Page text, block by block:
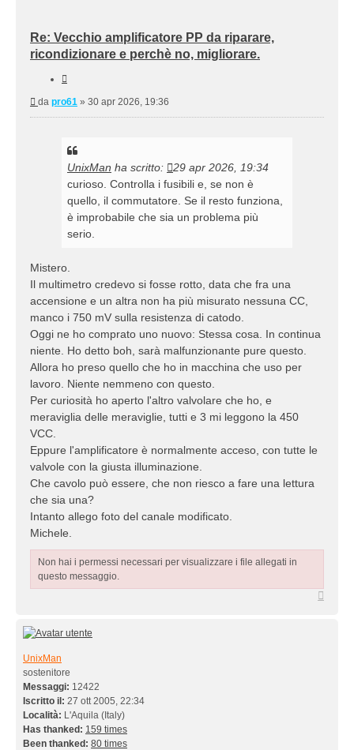
Re: Vecchio amplificatore PP da riparare,
ricondizionare e perchè no, migliorare.
Messaggio
da pro61 » 30 apr 2026, 19:36
UnixMan ha scritto:
29 apr 2026, 19:34
curioso. Controlla i fusibili e, se non è
quello, il commutatore. Se il resto funziona,
è improbabile che sia un problema più
serio.
Mistero.
Il multimetro credevo si fosse rotto, data che fra una
accensione e un altra non ha più misurato nessuna CC,
manco i 750 mV sulla resistenza di catodo.
Oggi ne ho comprato uno nuovo: Stessa cosa. In continua
niente. Ho detto boh, sarà malfunzionante pure questo.
Allora ho preso quello che ho in macchina che uso per
lavoro. Niente nemmeno con questo.
Per curiosità ho aperto l'altro valvolare che ho, e
meraviglia delle meraviglie, tutti e 3 mi leggono la 450
VCC.
Eppure l'amplificatore è normalmente acceso, con tutte le
valvole con la giusta illuminazione.
Che cavolo può essere, che non riesco a fare una lettura
che sia una?
Intanto allego foto del canale modificato.
Michele.
Non hai i permessi necessari per visualizzare i file allegati in
questo messaggio.
Top
UnixMan
sostenitore
Messaggi: 12422
Iscritto il: 27 ott 2005, 22:34
Località: L'Aquila (Italy)
Has thanked: 159 times
Been thanked: 80 times